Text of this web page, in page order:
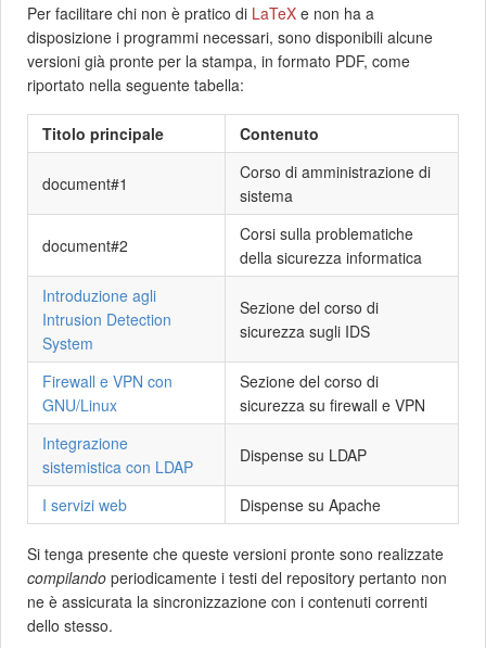
Per facilitare chi non è pratico di LaTeX e non ha a
disposizione i programmi necessari, sono disponibili alcune
versioni già pronte per la stampa, in formato PDF, come
riportato nella seguente tabella:
Titolo principale Contenuto
document#1
Corso di amministrazione di
sistema
document#2
Corsi sulla problematiche
della sicurezza informatica
Introduzione agli
Intrusion Detection
System
Sezione del corso di
sicurezza sugli IDS
Firewall e VPN con
GNU/Linux
Sezione del corso di
sicurezza su firewall e VPN
Integrazione
sistemistica con LDAP
Dispense su LDAP
I servizi web Dispense su Apache
Si tenga presente che queste versioni pronte sono realizzate
compilando periodicamente i testi del repository pertanto non
ne è assicurata la sincronizzazione con i contenuti correnti
dello stesso.